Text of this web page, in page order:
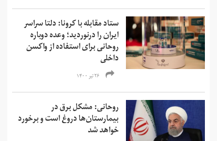
ستاد مقابله با کرونا: دلتا سراسر
ایران را درنوردید؛ وعده دوباره
روحانی برای استفاده از واکسن
داخلی
۲۶ تیر ۱۴۰۰
روحانی: مشکل برق در
بیمارستان‌ها دروغ است و برخورد
خواهد شد